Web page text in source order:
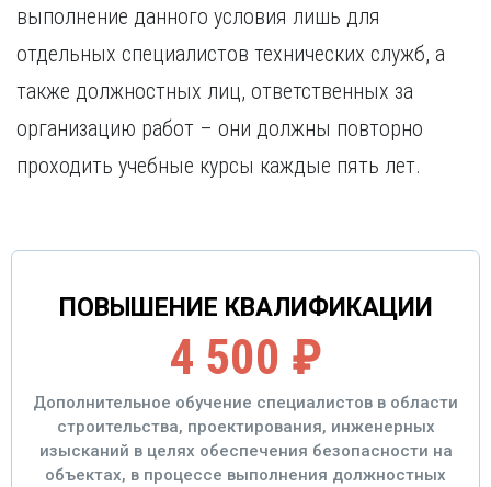
Махачкала
Нижний Новгород
Нижний Тагил
Чита
Я
Ярославль
выполнение данного условия лишь для
отдельных специалистов технических служб, а
также должностных лиц, ответственных за
организацию работ – они должны повторно
проходить учебные курсы каждые пять лет.
ПОВЫШЕНИЕ КВАЛИФИКАЦИИ
4 500 ₽
Дополнительное обучение специалистов в области
строительства, проектирования, инженерных
изысканий в целях обеспечения безопасности на
объектах, в процессе выполнения должностных